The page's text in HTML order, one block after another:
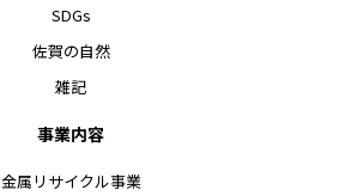
SDGs
佐賀の自然
雑記
事業内容
金属リサイクル事業